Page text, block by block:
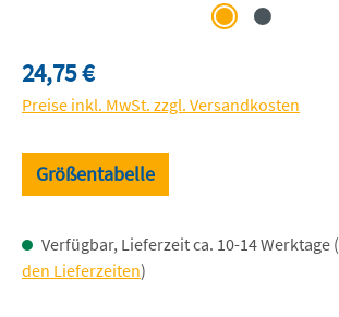
Regulärer Preis:
24,75 €
Preise inkl. MwSt. zzgl. Versandkosten
Größentabelle
Verfügbar, Lieferzeit ca. 10-14 Werktage (
den Lieferzeiten)